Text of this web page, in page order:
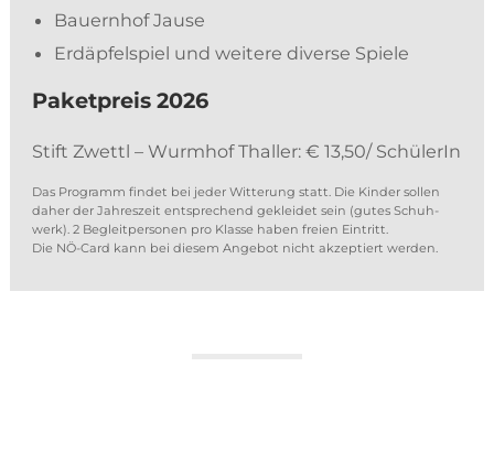
Bau­ern­hof Jause
Erd­äp­fel­spiel und wei­te­re di­ver­se Spiele
Pa­ket­preis 2026
Stift Zwettl – Wurm­hof Thal­ler: € 13,50/ SchülerIn
Das Pro­gramm fin­det bei je­der Wit­te­rung statt. Die Kin­der sol­len
da­her der Jah­res­zeit ent­spre­chend ge­klei­det sein (gu­tes Schuh­
werk). 2 Be­gleit­per­so­nen pro Klas­se ha­ben frei­en Ein­tritt.
Die NÖ-Card kann bei die­sem An­ge­bot nicht ak­zep­tiert werden.